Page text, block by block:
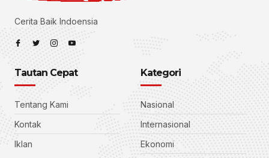
Cerita Baik Indoensia
Tautan Cepat
Tentang Kami
Kontak
Iklan
Kategori
Nasional
Internasional
Ekonomi